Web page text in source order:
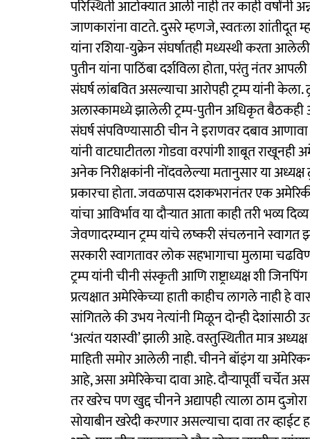
परिस्थिती आटोक्यात आली नाही तर काही
जाणकारांना वाटते. दुसरे म्हणजे, स्वतःला
यांना रशिया-युक्रेन संघर्षातही मध्यस्थी करता आलेली
पुतीन यांना पाठिंबा दर्शविला होता, परंतु नंतर
संघर्ष लांबवित असल्याचा आरोपही ट्रम्प यांनी
अलास्कामध्ये झालेली ट्रम्प-पुतीन अधिकृत बैठकही
संघर्ष संपविण्यासाठी चीन ने इराणवर दबाव
यांनी वाटघाटीतला गोडवा वरपांगी शाबूत राखूनही
अनेक निरीक्षकांनी नोंदवलेल्या मतानुसार या अध्यक्ष
प्रकारचा होता. जवळपास दशकभरानंतर एक अमेरिकी
यांचा आविर्भाव या दौऱ्यात आता काही तरी भव्य
जेवणादरम्यान ट्रम्प यांचे लष्करी संचलनाने
सरकारी स्वागतावर लोक सहभागाचा मुलामा
ट्रम्प यांनी चीनी संस्कृती आणि राष्ट्राध्यक्ष शी
प्रत्यक्षात अमेरिकेच्या हाती काहीच लागले नाही हे
सांगितले की उभय नेत्यांनी मिळून दोन्ही देशांसाठी
‘अत्यंत यशस्वी’ झाली आहे. वस्तुस्थितीत मात्र अध्यक्ष
माहिती समोर आलेली नाही. चीनने बॉइंग या
आहे, असा अमेरिकेचा दावा आहे. दौऱ्यापूर्वी चर्चेत
तर खरेच पण खुद्द चीनने अद्यापही त्याला ठाम
सोयाबीन खरेदी करणार असल्याचा दावा तर